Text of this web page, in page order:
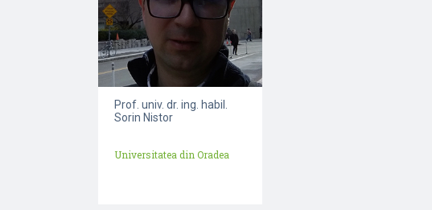
Prof. univ. dr. ing. habil.
Sorin Nistor
Universitatea din Oradea